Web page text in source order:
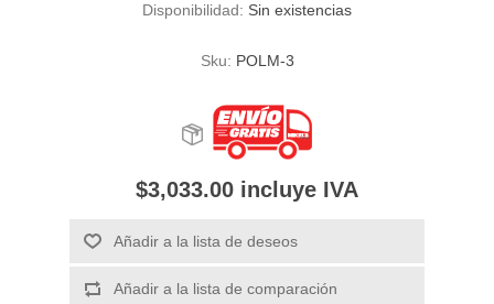
Disponibilidad: Sin existencias
Sku: POLM-3
$3,033.00 incluye IVA
Añadir a la lista de deseos
Añadir a la lista de comparación